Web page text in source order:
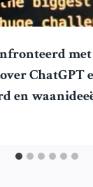
ChatGPT
en